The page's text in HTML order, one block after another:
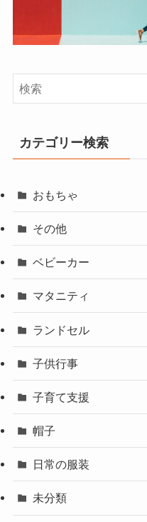
カテゴリー検索
おもちゃ
その他
ベビーカー
マタニティ
ランドセル
子供行事
子育て支援
帽子
日常の服装
未分類